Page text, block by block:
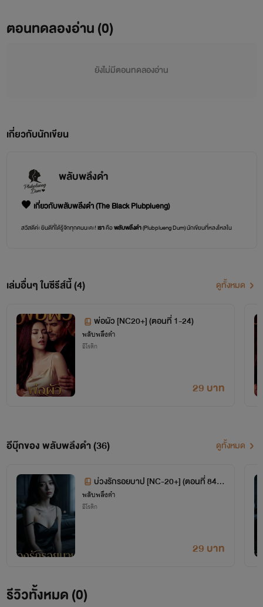
ตอนทดลองอ่าน (0)
ยังไม่มีตอนทดลองอ่าน
เกี่ยวกับนักเขียน
พลับพลึงดำ
🖤 เกี่ยวกับพลับพลึงดำ (The Black Plubplueng)
สวัสดีค่ะ ยินดีที่ได้รู้จักทุกคนนะคะ!เราคือพลับพลึงดำ(Plubplueng Dum) นักเขียนที่หลงใหลใน
นิยามงานเขียน:
ชอบพาผู้อ่านไปดำดิ่งสู่ห้วงลึกของจิตใจมนุษย์ โดยเฉพาะเรื่องราวที่เต็มไปด้วย
สร้างปมสุดซับซ้อนให้คุณชัยธวัชต้องปวดหัวค่ะ!)
เชื่อว่าทุกความสัมพันธ์มีด้านมืดและด้านสว่างเสมอ หน้าที่ของ
มุมเหล่านั้น และค้นพบความหมายที่แท้จริงของการเป็นมนุษย์
"ความสัมพันธ์ก็เหมือนดอกพลับพลึง... ที่แม้จะบอบบางและอ่อนโยน แต่ก็มีรากที่หยั่งลึกและซับซ้อน
เกินกว่าจะเข้าใจได้ง่ายๆ"
ตามติดชีวิตพลับพลึงดำและงานเขียนของเรานะคะ
รับรองว่าทุกบรรทัดจะเต็มไปด้วยความตื่นเต้น
สะเทือนใจ และทำให้คุณอยากติดตามตอนต่อไปอย่างแน่นอน! ✨
เล่มอื่นๆ ในซีรีส์นี้ (4) ดูทั้งหมด
พ่อผัว [NC20+] (ตอนที่ 1-24)
พลับพลึงดำ
อีโรติก
29 บาท
อีบุ๊กของ พลับพลึงดำ (36) ดูทั้งหมด
บ่วงรักรอยบาป [NC-20+] (ตอนที่ 84-9
3)
พลับพลึงดำ
อีโรติก
29 บาท
รีวิวทั้งหมด (0)